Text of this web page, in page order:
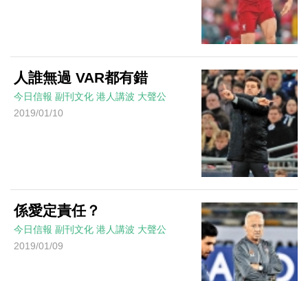
人誰無過 VAR都有錯
今日信報 副刊文化 港人講波 大聲公
2019/01/10
係愛定責任？
今日信報 副刊文化 港人講波 大聲公
2019/01/09